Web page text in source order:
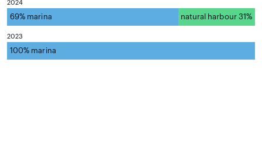
2024
69% marina natural harbour 31%
2023
100% marina